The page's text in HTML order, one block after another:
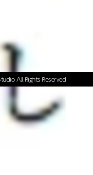
All Rights Reserved